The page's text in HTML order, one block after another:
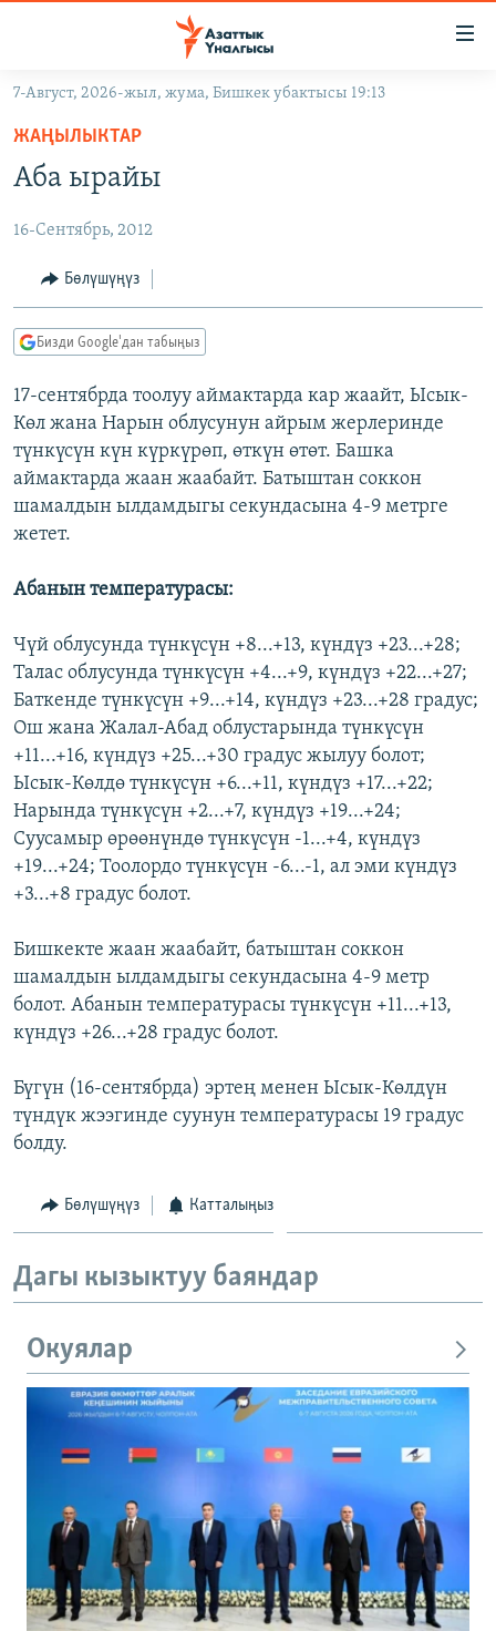
Навигацияга
өтүңүз
Издөөгө
салыңыз
КЫРГЫЗСТАН
КЫРГЫЗСТАН
САЯСАТ
ЭКОНОМИКА
ДҮЙНӨ
БОРБОР АЗИЯ
УКРАИНА
АТАЙЫН ИЛИКТӨӨ
БҮГҮН АЗАТТЫКТА
ЭКСПЕРТТЕР ТАЛДАЙТ
БИЗ ЖАНА ДҮЙНӨ
ДАНИСТЕ
ЭЖЕ-СИҢДИЛЕР
ЫҢГАЙСЫЗ СУРООЛОР
ПОДКАСТ
ӨЗГӨЧӨ ПИКИР
Русский
ОНЛАЙН ШЕРИНЕ
ЭЕ/АРнун бардык сайттары
7-Август, 2026-жыл, жума, Бишкек убактысы 19:13
ЖАҢЫЛЫКТАР
Аба ырайы
16-Сентябрь, 2012
Бөлүшүңүз
Бизди Google'дан табыңыз
17-сентябрда тоолуу аймактарда кар жаайт, Ысык-
Көл жана Нарын облусунун айрым жерлеринде
түнкүсүн күн күркүрөп, өткүн өтөт. Башка
аймактарда жаан жаабайт. Батыштан соккон
шамалдын ылдамдыгы секундасына 4-9 метрге
жетет.
Абанын температурасы:
Чүй облусунда түнкүсүн +8...+13, күндүз +23...+28;
Талас облусунда түнкүсүн +4...+9, күндүз +22...+27;
Баткенде түнкүсүн +9...+14, күндүз +23...+28 градус;
Ош жана Жалал-Абад облустарында түнкүсүн
+11...+16, күндүз +25...+30 градус жылуу болот;
Ысык-Көлдө түнкүсүн +6...+11, күндүз +17...+22;
Нарында түнкүсүн +2...+7, күндүз +19...+24;
Суусамыр өрөөнүндө түнкүсүн -1...+4, күндүз
+19...+24; Тоолордо түнкүсүн -6...-1, ал эми күндүз
+3...+8 градус болот.
Бишкекте жаан жаабайт, батыштан соккон
шамалдын ылдамдыгы секундасына 4-9 метр
болот. Абанын температурасы түнкүсүн +11...+13,
күндүз +26...+28 градус болот.
Бүгүн (16-сентябрда) эртең менен Ысык-Көлдүн
түндүк жээгинде суунун температурасы 19 градус
болду.
Бөлүшүңүз Катталыңыз
Дагы кызыктуу баяндар
Окуялар